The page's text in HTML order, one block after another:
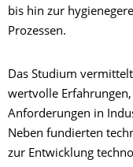
bis hin zur
Prozessen.
Das Studium
wertvolle
Anforderungen in
Neben fundierten
zur Entwicklung